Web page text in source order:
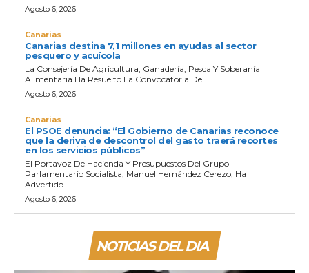
Agosto 6, 2026
Canarias
Canarias destina 7,1 millones en ayudas al sector
pesquero y acuícola
La Consejería De Agricultura, Ganadería, Pesca Y Soberanía
Alimentaria Ha Resuelto La Convocatoria De...
Agosto 6, 2026
Canarias
El PSOE denuncia: “El Gobierno de Canarias reconoce
que la deriva de descontrol del gasto traerá recortes
en los servicios públicos”
El Portavoz De Hacienda Y Presupuestos Del Grupo
Parlamentario Socialista, Manuel Hernández Cerezo, Ha
Advertido...
Agosto 6, 2026
NOTICIAS DEL DIA